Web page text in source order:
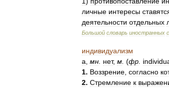
личные интересы
деятельности отдельных
Большой словарь иностранных
индивидуализм
а мн нет, м (фр
1. Воззрение согласно
2. Стремление к